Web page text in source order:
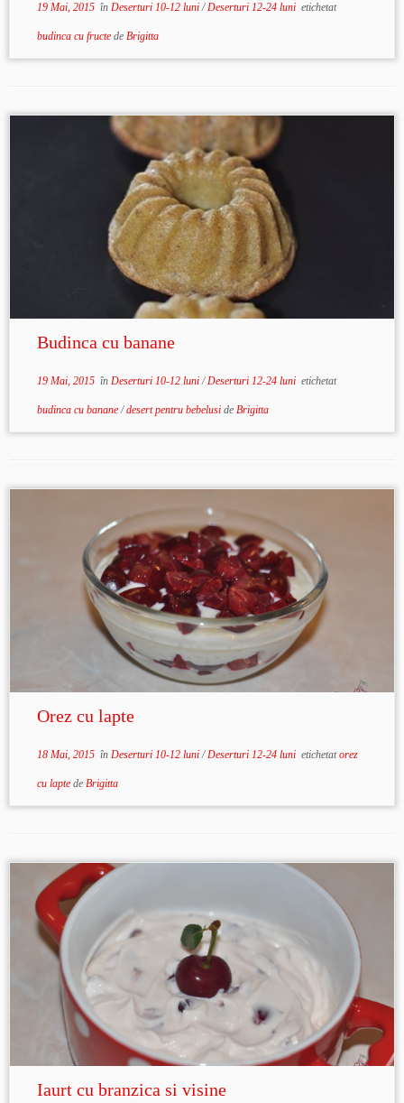
19 Mai, 2015în Deserturi 10-12 luni/Deserturi 12-24 luni etichetat
budinca cu fructe de Brigitta
Budinca cu banane
19 Mai, 2015în Deserturi 10-12 luni/Deserturi 12-24 luni etichetat
budinca cu banane/desert pentru bebelusi de Brigitta
Orez cu lapte
18 Mai, 2015în Deserturi 10-12 luni/Deserturi 12-24 luni etichetatorez
cu lapte de Brigitta
Iaurt cu branzica si visine